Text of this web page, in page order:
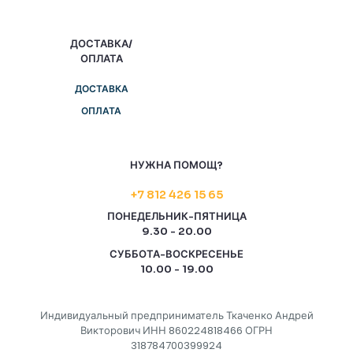
ДОСТАВКА/
ОПЛАТА
ДОСТАВКА
ОПЛАТА
НУЖНА ПОМОЩ?
+7 812 426 15 65
ПОНЕДЕЛЬНИК-ПЯТНИЦА
9.30 - 20.00
СУББОТА-ВОСКРЕСЕНЬЕ
10.00 - 19.00
Индивидуальный предприниматель Ткаченко Андрей
Викторович ИНН 860224818466 ОГРН
318784700399924